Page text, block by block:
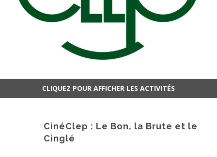
CLIQUEZ POUR AFFICHER LES ACTIVITÉS
CinéClep : Le Bon, la Brute et le
Cinglé